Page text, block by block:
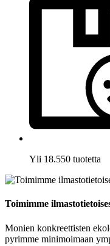
Yli 18.550 tuotetta
Toimimme
Monien konkreettisten
pyrimme minimoimaan